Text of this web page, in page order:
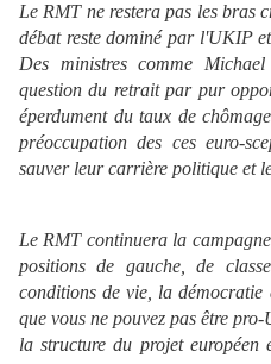
Le RMT ne restera pas les bras
débat reste dominé par l'UKIP
Des ministres comme
question du retrait par pur
éperdument du taux de
préoccupation des ces euro-
sauver leur carrière politique et
Le RMT continuera la
positions de gauche, de
conditions de vie, la
que vous ne pouvez pas être
la structure du projet européen